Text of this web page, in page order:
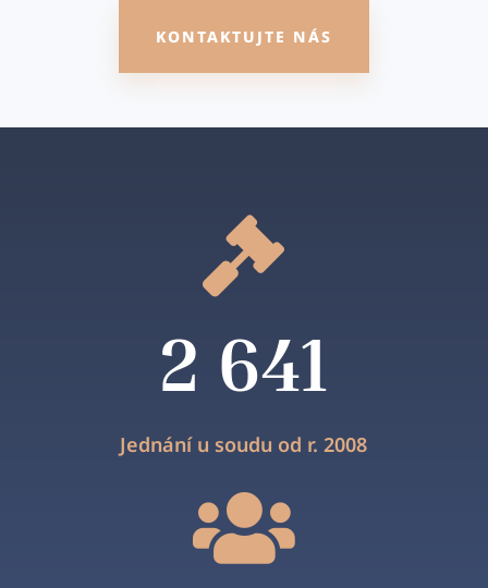
KONTAKTUJTE NÁS

2 641
Jednání u soudu od r. 2008
